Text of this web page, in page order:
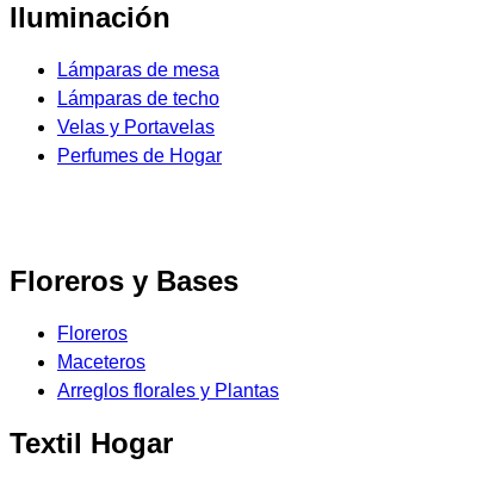
Iluminación
Lámparas de mesa
Lámparas de techo
Velas y Portavelas
Perfumes de Hogar
Floreros y Bases
Floreros
Maceteros
Arreglos florales y Plantas
Textil Hogar